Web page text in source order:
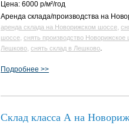
Цена: 6000 р/м²/год
Аренда склада/производства на
аренда склада на Новорижском шоссе,
шоссе, снять производство Новорижское
Лешково, снять склад в Лешково.
Подробнее >>
Склад класса А на